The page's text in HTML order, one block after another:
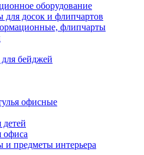
оборудование
для досок и флипчартов
флипчарты
бейджей
офисные
офиса
и предметы интерьера